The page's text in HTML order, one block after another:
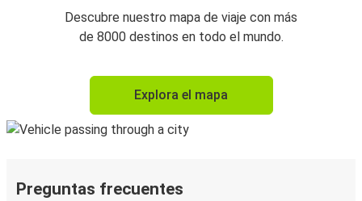
Descubre nuestro mapa de viaje con más
de 8000 destinos en todo el mundo.
Explora el mapa
Preguntas frecuentes